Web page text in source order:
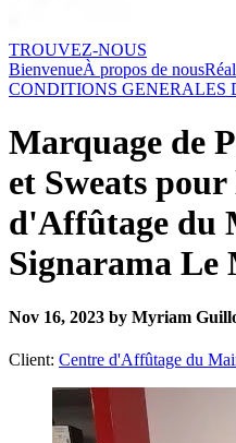
TROUVEZ-NOUS
BienvenueÀ propos de nous
CONDITIONS GENERALES
Marquage de
et Sweats
d'Affûtage du
Signarama Le
Nov 16, 2023 by Myriam
Client: Centre d'Affûtage du